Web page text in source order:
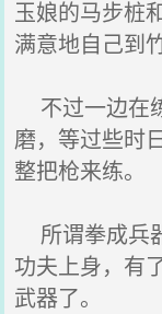
玉娘的马步桩
满意地自己到
不过一边在
磨，等过些时
整把枪来练。
所谓拳成兵
功夫上身，有
武器了。